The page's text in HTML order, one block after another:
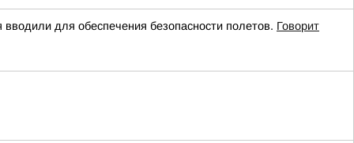
для обеспечения безопасности полетов. Говорит